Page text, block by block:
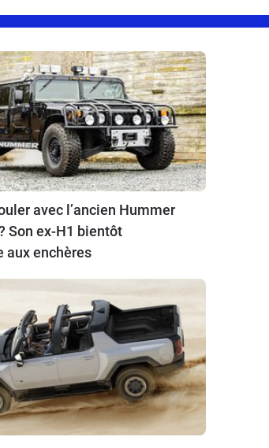
avec l’ancien Hummer
Son ex-H1 bientôt
aux enchères